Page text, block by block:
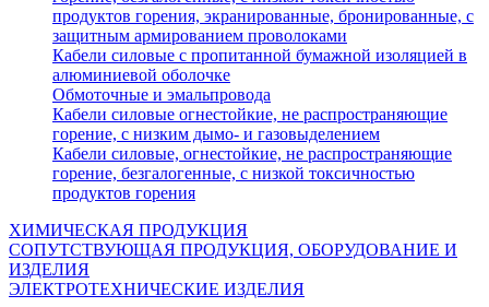
продуктов горения, экранированные, бронированные, с
защитным армированием проволоками
Кабели силовые с пропитанной бумажной изоляцией в
алюминиевой оболочке
Обмоточные и эмальпровода
Кабели силовые огнестойкие, не распространяющие
горение, с низким дымо- и газовыделением
Кабели силовые, огнестойкие, не распространяющие
горение, безгалогенные, с низкой токсичностью
продуктов горения
ХИМИЧЕСКАЯ ПРОДУКЦИЯ
СОПУТСТВУЮЩАЯ ПРОДУКЦИЯ, ОБОРУДОВАНИЕ И
ИЗДЕЛИЯ
ЭЛЕКТРОТЕХНИЧЕСКИЕ ИЗДЕЛИЯ